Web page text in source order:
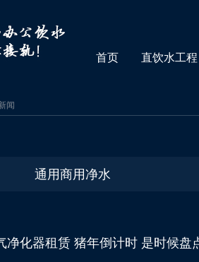
首页 直饮水工程
闻
通用商用净水
净化器租赁 猪年倒计时 是时候盘